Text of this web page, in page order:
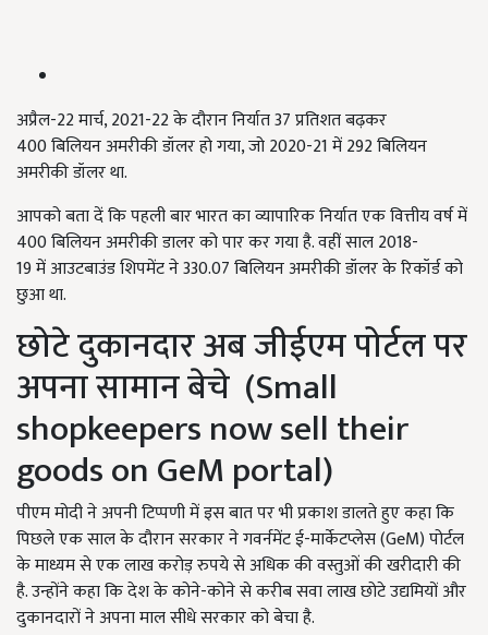
अप्रैल-22 मार्च, 2021-22 के दौरान निर्यात 37 प्रतिशत बढ़कर
400 बिलियन अमरीकी डॉलर हो गया, जो 2020-21 में 292 बिलियन
अमरीकी डॉलर था.
आपको बता दें कि पहली बार भारत का व्यापारिक निर्यात एक वित्तीय वर्ष में
400 बिलियन अमरीकी डालर को पार कर गया है. वहीं साल 2018-
19 में आउटबाउंड शिपमेंट ने 330.07 बिलियन अमरीकी डॉलर के रिकॉर्ड को
छुआ था.
छोटे दुकानदार अब जीईएम पोर्टल पर
अपना सामान बेचे (Small
shopkeepers now sell their
goods on GeM portal)
पीएम मोदी ने अपनी टिप्पणी में इस बात पर भी प्रकाश डालते हुए कहा कि
पिछले एक साल के दौरान सरकार ने गवर्नमेंट ई-मार्केटप्लेस (GeM) पोर्टल
के माध्यम से एक लाख करोड़ रुपये से अधिक की वस्तुओं की खरीदारी की
है. उन्होंने कहा कि देश के कोने-कोने से करीब सवा लाख छोटे उद्यमियों और
दुकानदारों ने अपना माल सीधे सरकार को बेचा है.